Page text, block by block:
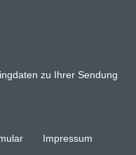
zu Ihrer Sendung
Impressum